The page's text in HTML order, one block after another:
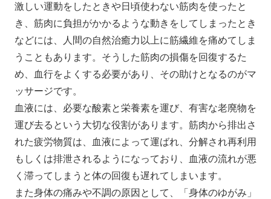
激しい運動をしたときや日頃使わない筋肉を使ったと
き、筋肉に負担がかかるような動きをしてしまったとき
などには、人間の自然治癒力以上に筋繊維を痛めてしま
うこともあります。そうした筋肉の損傷を回復するた
め、血行をよくする必要があり、その助けとなるのがマ
ッサージです。
血液には、必要な酸素と栄養素を運び、有害な老廃物を
運び去るという大切な役割があります。筋肉から排出さ
れた疲労物質は、血液によって運ばれ、分解され再利用
もしくは排泄されるようになっており、血液の流れが悪
く滞ってしまうと体の回復も遅れてしまいます。
また身体の痛みや不調の原因として、「身体のゆがみ」